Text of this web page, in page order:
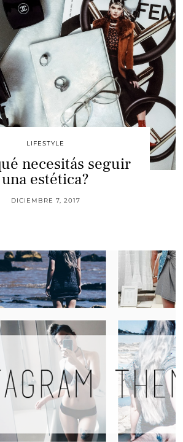
LIFESTYLE
necesitás seguir
una estética?
DICIEMBRE 7, 2017